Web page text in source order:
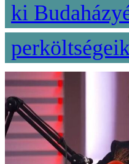
ki